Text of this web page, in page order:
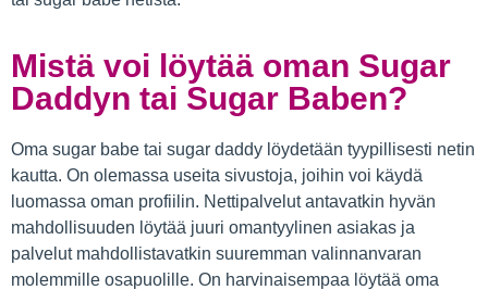
Mistä voi löytää oman Sugar
Daddyn tai Sugar Baben?
Oma sugar babe tai sugar daddy löydetään tyypillisesti netin
kautta. On olemassa useita sivustoja, joihin voi käydä
luomassa oman profiilin. Nettipalvelut antavatkin hyvän
mahdollisuuden löytää juuri omantyylinen asiakas ja
palvelut mahdollistavatkin suuremman valinnanvaran
molemmille osapuolille. On harvinaisempaa löytää oma